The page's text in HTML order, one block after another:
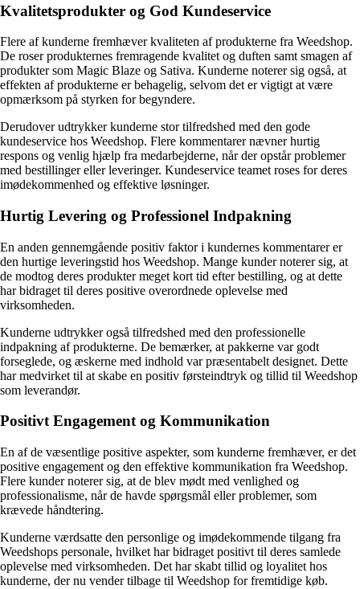
Kvalitetsprodukter og God Kundeservice
Flere af kunderne fremhæver kvaliteten af produkterne fra Weedshop.
De roser produkternes fremragende kvalitet og duften samt smagen af
produkter som Magic Blaze og Sativa. Kunderne noterer sig også, at
effekten af produkterne er behagelig, selvom det er vigtigt at være
opmærksom på styrken for begyndere.
Derudover udtrykker kunderne stor tilfredshed med den gode
kundeservice hos Weedshop. Flere kommentarer nævner hurtig
respons og venlig hjælp fra medarbejderne, når der opstår problemer
med bestillinger eller leveringer. Kundeservice teamet roses for deres
imødekommenhed og effektive løsninger.
Hurtig Levering og Professionel Indpakning
En anden gennemgående positiv faktor i kundernes kommentarer er
den hurtige leveringstid hos Weedshop. Mange kunder noterer sig, at
de modtog deres produkter meget kort tid efter bestilling, og at dette
har bidraget til deres positive overordnede oplevelse med
virksomheden.
Kunderne udtrykker også tilfredshed med den professionelle
indpakning af produkterne. De bemærker, at pakkerne var godt
forseglede, og æskerne med indhold var præsentabelt designet. Dette
har medvirket til at skabe en positiv førsteindtryk og tillid til Weedshop
som leverandør.
Positivt Engagement og Kommunikation
En af de væsentlige positive aspekter, som kunderne fremhæver, er det
positive engagement og den effektive kommunikation fra Weedshop.
Flere kunder noterer sig, at de blev mødt med venlighed og
professionalisme, når de havde spørgsmål eller problemer, som
krævede håndtering.
Kunderne værdsatte den personlige og imødekommende tilgang fra
Weedshops personale, hvilket har bidraget positivt til deres samlede
oplevelse med virksomheden. Det har skabt tillid og loyalitet hos
kunderne, der nu vender tilbage til Weedshop for fremtidige køb.